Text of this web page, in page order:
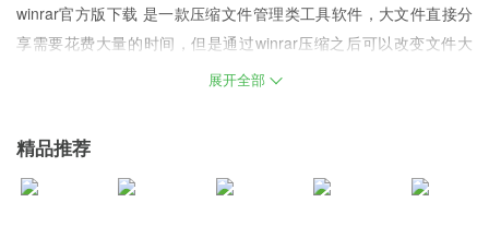
winrar官方版下载 是一款压缩文件管理类工具软件，大文件直接分
享需要花费大量的时间，但是通过winrar压缩之后可以改变文件大
小，这样分享起来就特别的方便。
winrar是目前最流行的一款解压压缩软件，支持压缩成多种格式的压
缩包文件，使用简单，操作便捷，帮助你快速解压所你的文件，并
展开全部
精品推荐